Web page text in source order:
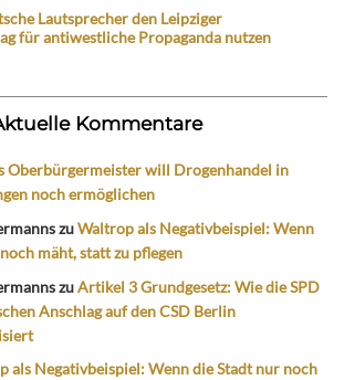
Lautsprecher den Leipziger
für antiwestliche Propaganda nutzen
Kommentare
Oberbürgermeister will Drogenhandel in
noch ermöglichen
zuWaltrop als Negativbeispiel: Wenn
mäht, statt zu pflegen
zuArtikel 3 Grundgesetz: Wie die SPD
Anschlag auf den CSD Berlin
als Negativbeispiel: Wenn die Stadt nur noch